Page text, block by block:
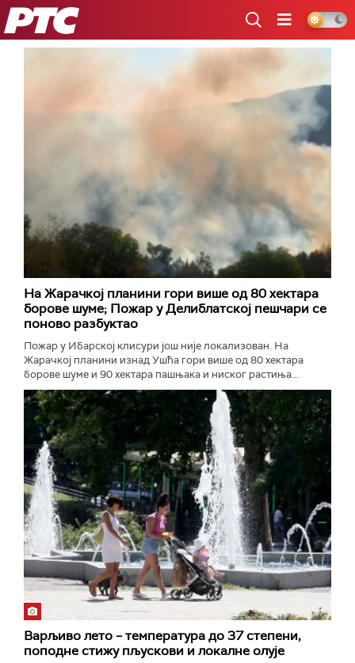
РТС
На Жарачкој планини гори више од 80 хектара
борове шуме; Пожар у Делиблатској пешчари се
поново разбуктао
Пожар у Ибарској клисури још није локализован. На
Жарачкој планини изнад Ушћа гори више од 80 хектара
борове шуме и 90 хектара пашњака и ниског растиња...
Варљиво лето – температура до 37 степени,
поподне стижу пљускови и локалне олује